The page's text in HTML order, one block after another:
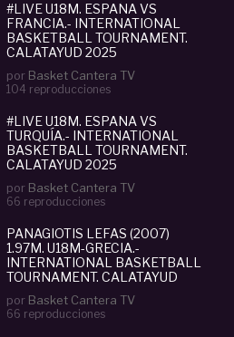
#LIVE U18M. ESPAÑA VS
FRANCIA.- INTERNATIONAL
BASKETBALL TOURNAMENT.
CALATAYUD 2025
por Basket Cantera TV
104 reproducciones
#LIVE U18M. ESPAÑA VS
TURQUÍA.- INTERNATIONAL
BASKETBALL TOURNAMENT.
CALATAYUD 2025
por Basket Cantera TV
66 reproducciones
PANAGIOTIS LEFAS (2007)
1.97M. U18M-GRECIA.-
INTERNATIONAL BASKETBALL
TOURNAMENT. CALATAYUD
por Basket Cantera TV
66 reproducciones